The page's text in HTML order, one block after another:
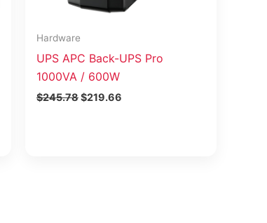
Hardware
UPS APC Back-UPS Pro
1000VA / 600W
$245.78$219.66